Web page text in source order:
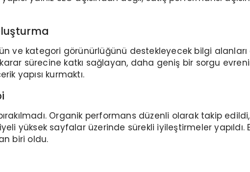
ve kategori görünürlüğünü destekleyecek bilgi
karar sürecine katkı sağlayan, daha geniş bir sorgu
yapısı kurmaktı.
Organik performans düzenli olarak takip
yüksek sayfalar üzerinde sürekli iyileştirmeler yapıldı.
biri oldu.